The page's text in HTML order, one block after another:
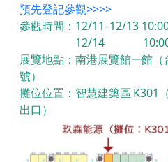
預先登記參觀>>>>
參觀時間：12/11–12/13
12/14 10:00 –
展覽地點：南港展覽館一館
號）
攤位位置：智慧建築區 K301
出口）